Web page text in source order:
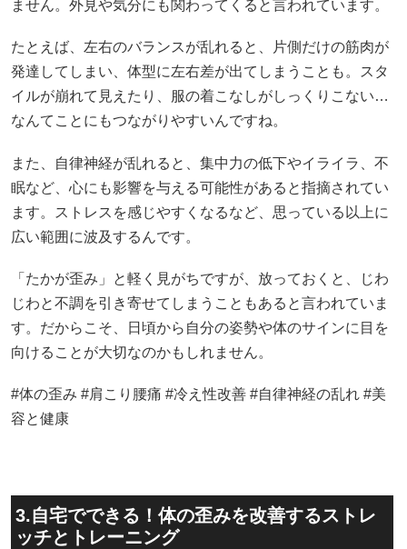
ません。外見や気分にも関わってくると言われています。
たとえば、左右のバランスが乱れると、片側だけの筋肉が
発達してしまい、体型に左右差が出てしまうことも。スタ
イルが崩れて見えたり、服の着こなしがしっくりこない…
なんてことにもつながりやすいんですね。
また、自律神経が乱れると、集中力の低下やイライラ、不
眠など、心にも影響を与える可能性があると指摘されてい
ます。ストレスを感じやすくなるなど、思っている以上に
広い範囲に波及するんです。
「たかが歪み」と軽く見がちですが、放っておくと、じわ
じわと不調を引き寄せてしまうこともあると言われていま
す。だからこそ、日頃から自分の姿勢や体のサインに目を
向けることが大切なのかもしれません。
#体の歪み #肩こり腰痛 #冷え性改善 #自律神経の乱れ #美
容と健康
3.自宅でできる！体の歪みを改善するストレ
ッチとトレーニング